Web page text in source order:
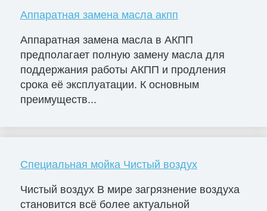
Аппаратная замена масла акпп
Аппаратная замена масла в АКПП
предполагает полную замену масла для
поддержания работы АКПП и продления
срока её эксплуатации. К основным
преимуществ...
Специальная мойка Чистый воздух
Чистый воздух В мире загрязнение воздуха
становится всё более актуальной